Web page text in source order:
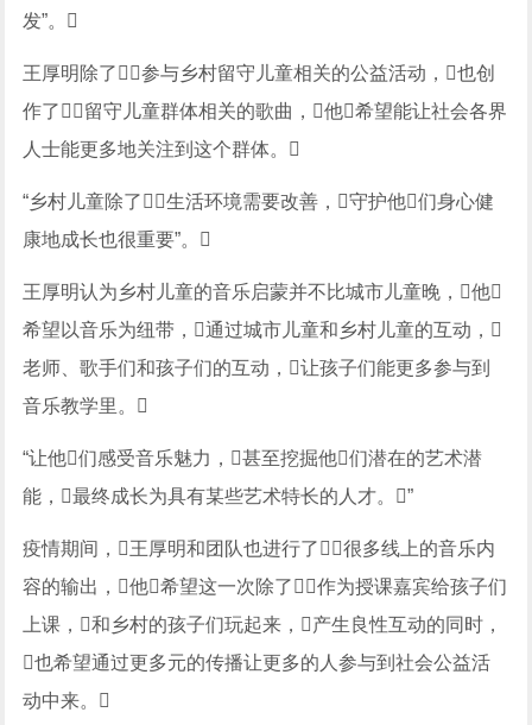
发”。
王厚明除了参与乡村留守儿童相关的公益活动，也创
作了留守儿童群体相关的歌曲，他希望能让社会各界
人士能更多地关注到这个群体。
“乡村儿童除了生活环境需要改善，守护他们身心健
康地成长也很重要”。
王厚明认为乡村儿童的音乐启蒙并不比城市儿童晚，他
希望以音乐为纽带，通过城市儿童和乡村儿童的互动，
老师、歌手们和孩子们的互动，让孩子们能更多参与到
音乐教学里。
“让他们感受音乐魅力，甚至挖掘他们潜在的艺术潜
能，最终成长为具有某些艺术特长的人才。”
疫情期间，王厚明和团队也进行了很多线上的音乐内
容的输出，他希望这一次除了作为授课嘉宾给孩子们
上课，和乡村的孩子们玩起来，产生良性互动的同时，
也希望通过更多元的传播让更多的人参与到社会公益活
动中来。